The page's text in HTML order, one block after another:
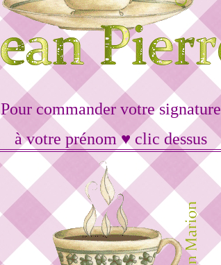
Pour commander votre signature
à votre prénom ♥ clic dessus